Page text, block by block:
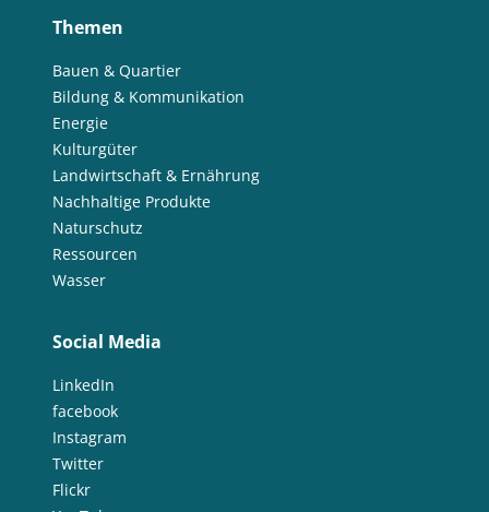
Themen
Bauen & Quartier
Bildung & Kommunikation
Energie
Kulturgüter
Landwirtschaft & Ernährung
Nachhaltige Produkte
Naturschutz
Ressourcen
Wasser
Social Media
LinkedIn
facebook
Instagram
Twitter
Flickr